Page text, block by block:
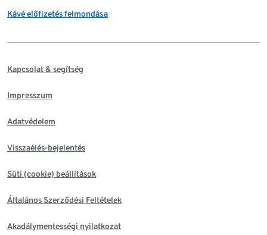
Kávé előfizetés felmondása
Kapcsolat & segítség
Impresszum
Adatvédelem
Visszaélés-bejelentés
Süti (cookie) beállítások
Általános Szerződési Feltételek
Akadálymentességi nyilatkozat